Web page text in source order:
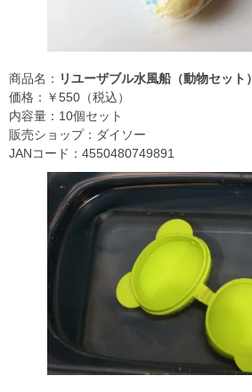
商品名： リユーザブル水風船（動物セット）
価格：￥550（税込）
内容量：10個セット
販売ショップ：ダイソー
JANコード：4550480749891